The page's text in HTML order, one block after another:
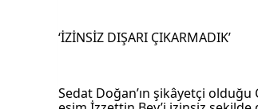
‘İZİNSİZ DIŞARI ÇIKARMADIK’
Sedat Doğan’ın şikâyetçi olduğu